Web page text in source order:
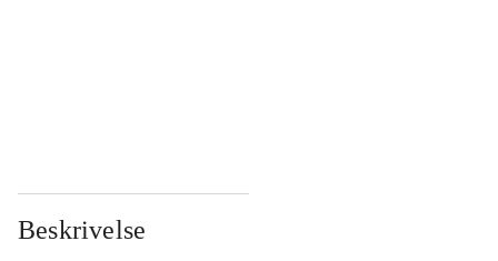
Beskrivelse